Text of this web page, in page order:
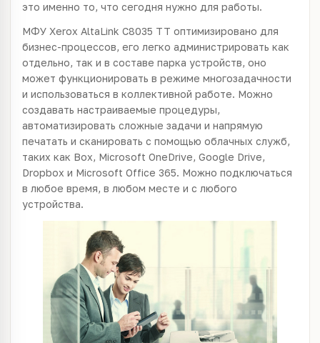
это именно то, что сегодня нужно для работы.
МФУ Xerox AltaLink C8035 TT оптимизировано для
бизнес-процессов, его легко администрировать как
отдельно, так и в составе парка устройств, оно
может функционировать в режиме многозадачности
и использоваться в коллективной работе. Можно
создавать настраиваемые процедуры,
автоматизировать сложные задачи и напрямую
печатать и сканировать с помощью облачных служб,
таких как Box, Microsoft OneDrive, Google Drive,
Dropbox и Microsoft Office 365. Можно подключаться
в любое время, в любом месте и с любого
устройства.